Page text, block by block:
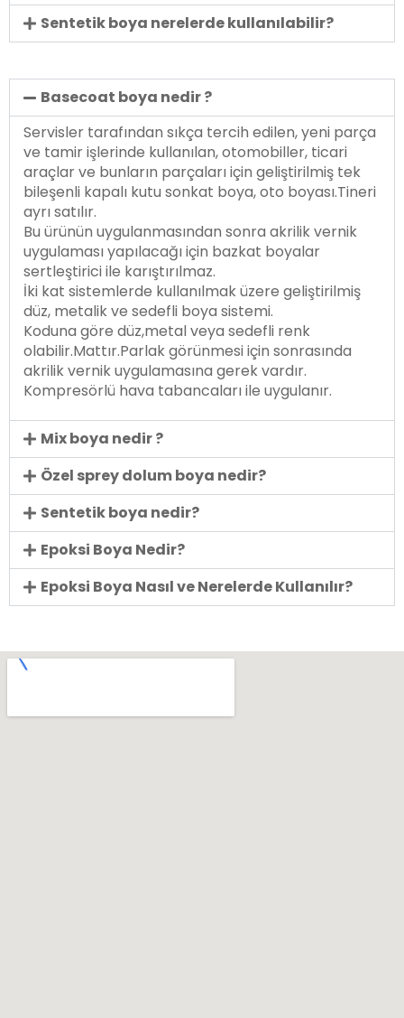
Sentetik boya nerelerde kullanılabilir?
Basecoat boya nedir ?
Servisler tarafından sıkça tercih edilen, yeni parça
ve tamir işlerinde kullanılan, otomobiller, ticari
araçlar ve bunların parçaları için geliştirilmiş tek
bileşenli kapalı kutu sonkat boya, oto boyası.Tineri
ayrı satılır.
Bu ürünün uygulanmasından sonra akrilik vernik
uygulaması yapılacağı için bazkat boyalar
sertleştirici ile karıştırılmaz.
İki kat sistemlerde kullanılmak üzere geliştirilmiş
düz, metalik ve sedefli boya sistemi.
Koduna göre düz,metal veya sedefli renk
olabilir.Mattır.Parlak görünmesi için sonrasında
akrilik vernik uygulamasına gerek vardır.
Kompresörlü hava tabancaları ile uygulanır.
Mix boya nedir ?
Özel sprey dolum boya nedir?
Sentetik boya nedir?
Epoksi Boya Nedir?
Epoksi Boya Nasıl ve Nerelerde Kullanılır?